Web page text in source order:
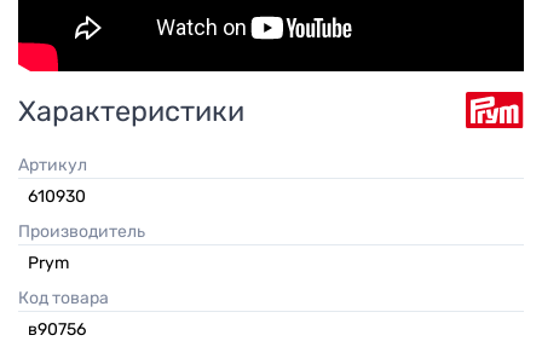
Характеристики
Артикул
610930
Производитель
Prym
Код товара
в90756